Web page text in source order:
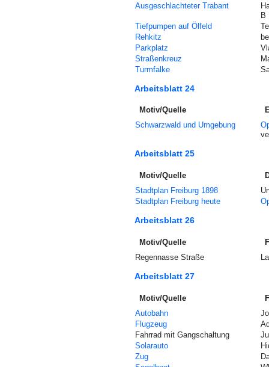
Ausgeschlachteter Trabant
B
Tiefpumpen auf Ölfeld
Rehkitz
Parkplatz
Straßenkreuz
Turmfalke
Arbeitsblatt 24
Motiv/Quelle
Schwarzwald und Umgebung
Arbeitsblatt 25
Motiv/Quelle
Stadtplan Freiburg 1898
Stadtplan Freiburg heute
Arbeitsblatt 26
Motiv/Quelle
Regennasse Straße
Arbeitsblatt 27
Motiv/Quelle
Autobahn
Flugzeug
Fahrrad mit Gangschaltung
Solarauto
Zug